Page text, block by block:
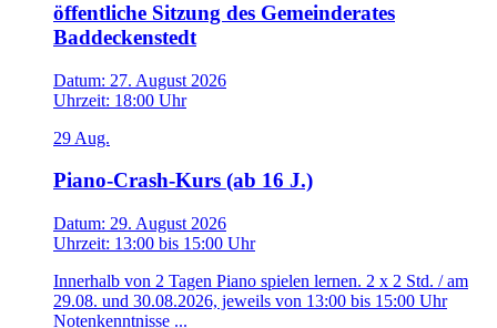
öffentliche Sitzung des Gemeinderates
Baddeckenstedt
Datum: 27. August 2026
Uhrzeit: 18:00 Uhr
29 Aug.
Piano-Crash-Kurs (ab 16 J.)
Datum: 29. August 2026
Uhrzeit: 13:00 bis 15:00 Uhr
Innerhalb von 2 Tagen Piano spielen lernen. 2 x 2 Std. / am
29.08. und 30.08.2026, jeweils von 13:00 bis 15:00 Uhr
Notenkenntnisse ...